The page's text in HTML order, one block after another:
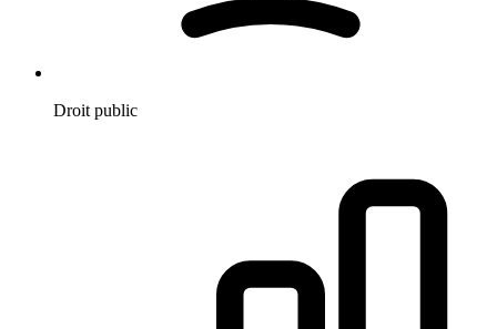
Droit public